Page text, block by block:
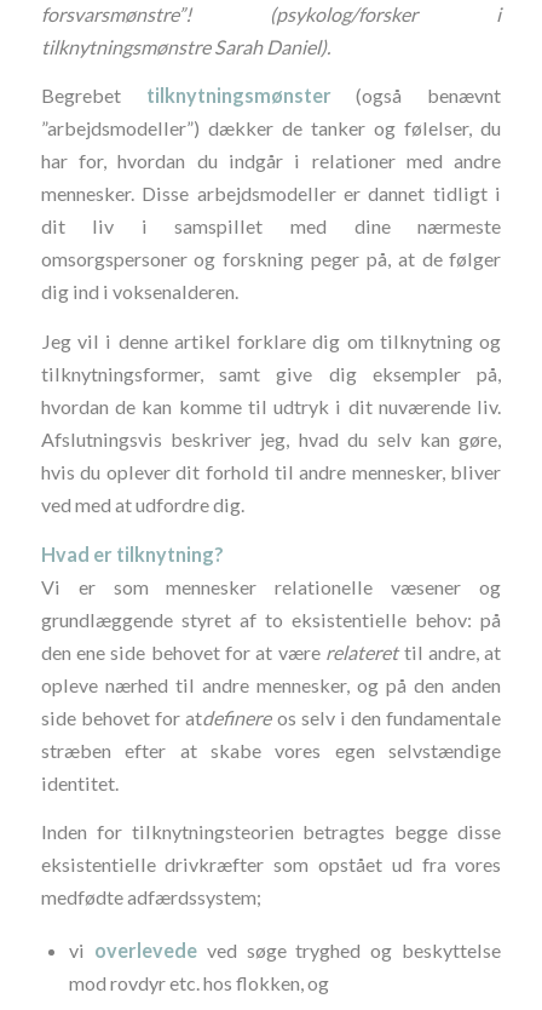
forsvarsmønstre”! (psykolog/forsker i
tilknytningsmønstre Sarah Daniel).
Begrebet tilknytningsmønster(også benævnt
”arbejdsmodeller”) dækker de tanker og følelser, du
har for, hvordan du indgår i relationer med andre
mennesker. Disse arbejdsmodeller er dannet tidligt i
dit liv i samspillet med dine nærmeste
omsorgspersoner og forskning peger på, at de følger
dig ind i voksenalderen.
Jeg vil i denne artikel forklare dig om tilknytning og
tilknytningsformer, samt give dig eksempler på,
hvordan de kan komme til udtryk i dit nuværende liv.
Afslutningsvis beskriver jeg, hvad du selv kan gøre,
hvis du oplever dit forhold til andre mennesker, bliver
ved med at udfordre dig.
Hvad er tilknytning?
Vi er som mennesker relationelle væsener og
grundlæggende styret af to eksistentielle behov: på
den ene side behovet for at være relaterettil andre, at
opleve nærhed til andre mennesker, og på den anden
side behovet for atdefinere os selv i den fundamentale
stræben efter at skabe vores egen selvstændige
identitet.
Inden for tilknytningsteorien betragtes begge disse
eksistentielle drivkræfter som opstået ud fra vores
medfødte adfærdssystem;
vi overlevedeved søge tryghed og beskyttelse
mod rovdyr etc. hos flokken, og